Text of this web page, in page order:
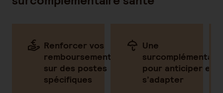
Renforcer vos
remboursements
sur des postes
spécifiques
Une
pour anticiper et
s’adapter